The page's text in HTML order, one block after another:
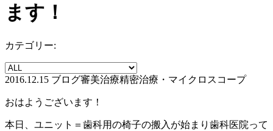
ます！
カテゴリー:
2016.12.15 ブログ審美治療精密治療・マイクロスコープ
おはようございます！
本日、ユニット＝歯科用の椅子の搬入が始まり歯科医院って